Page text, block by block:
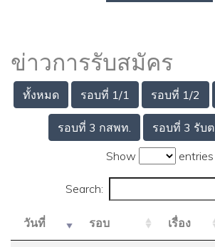
ข่าวการรับสมัคร
ทั้งหมด รอบที่ 1/1 รอบที่ 1/2
รอบที่ 3 กสพท.
รอบที่ 3 รับ
Show
entries
Search:
วันที่ รอบ เรื่อง